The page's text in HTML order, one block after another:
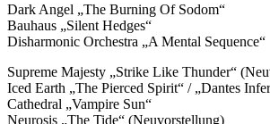
Dark Angel „The Burning Of Sodom“
Bauhaus „Silent Hedges“
Disharmonic Orchestra „A Mental Sequence“
Supreme Majesty „Strike Like Thunder“
Iced Earth „The Pierced Spirit“ / „Dantes
Cathedral „Vampire Sun“
Neurosis „The Tide“ (Neuvorstellung)